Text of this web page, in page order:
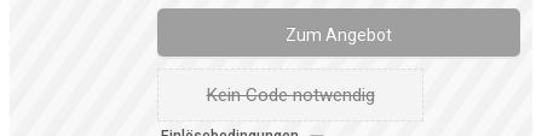
Zum Angebot
Kein Code notwendig